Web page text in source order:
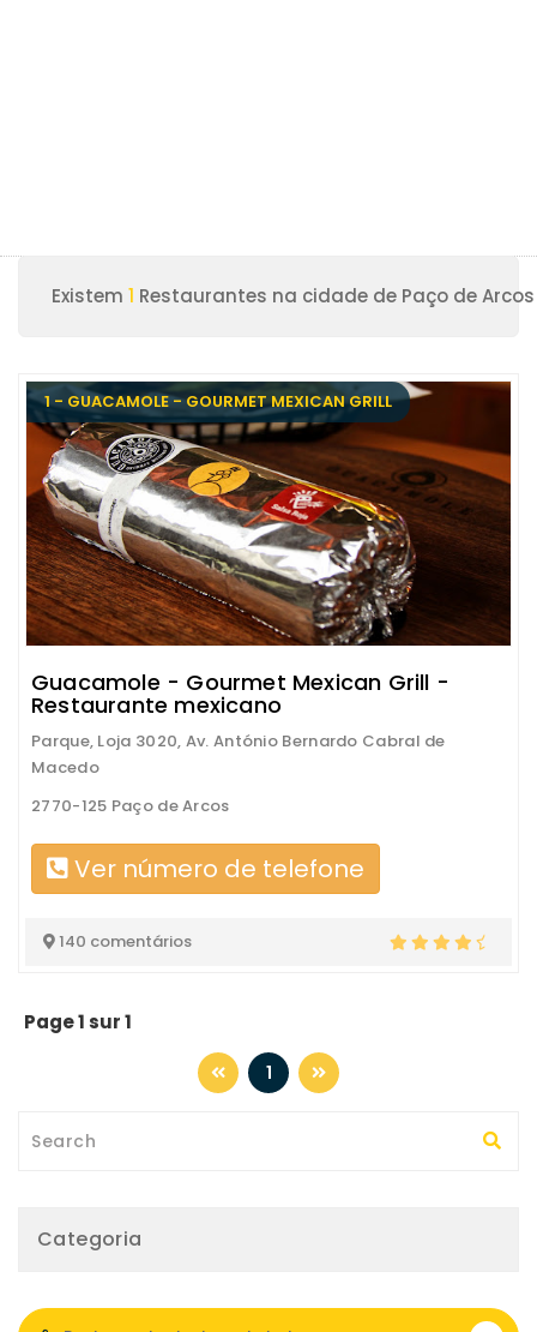
Existem 1 Restaurantes na cidade de Paço de Arcos
1 - GUACAMOLE - GOURMET MEXICAN GRILL
Guacamole - Gourmet Mexican Grill -
Restaurante mexicano
Parque, Loja 3020, Av. António Bernardo Cabral de
Macedo
2770-125 Paço de Arcos
Ver número de telefone
140 comentários
Page 1 sur 1
1
Categoria